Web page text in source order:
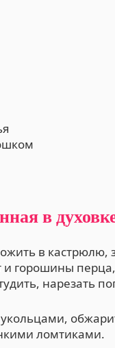
в
в кастрюлю,
горошины
нарезать
ломтиками.